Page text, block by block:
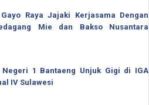
Raya Jajaki Kerjasama Dengan
Mie dan Bakso Nusantara
Negeri 1 Bantaeng Unjuk Gigi di IGA
IV Sulawesi